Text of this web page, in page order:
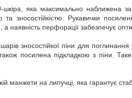
шкіра, яка максимально наближена
та зносостійкістю. Рукавички
а наявність перфорації забезпечує
зносостійкої піни для
посилена підкладкою з піни.
манжети на липучці, яка гарантує